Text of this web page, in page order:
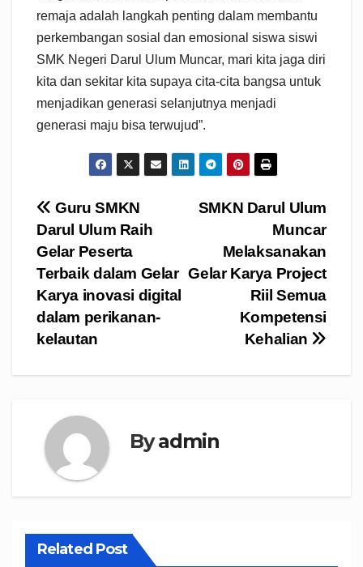
remaja adalah langkah penting dalam membantu
perkembangan sosial dan emosional siswa siswi
SMK Negeri Darul Ulum Muncar, mari kita jaga diri
kita dan sekitar kita supaya cita-cita bangsa untuk
menjadikan generasi selanjutnya menjadi
generasi maju bisa terwujud”.
Navigasi
pos
SMKN Darul Ulum
Muncar
Melaksanakan
Gelar Karya Project
Riil Semua
Kompetensi
Kehalian
Guru SMKN
Darul Ulum Raih
Gelar Peserta
Terbaik dalam Gelar
Karya inovasi digital
dalam perikanan-
kelautan
Byadmin
Related Post